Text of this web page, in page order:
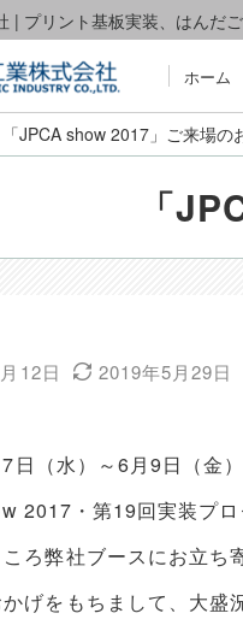
| プリント基板実装、はんだ
ホーム
「JPCA show 2017」ご来場の
「
12日 2019年5月29日
日（水）～6月9日（金
2017・第19回実装プロ
ろ弊社ブースにお立ち
げをもちまして、大盛